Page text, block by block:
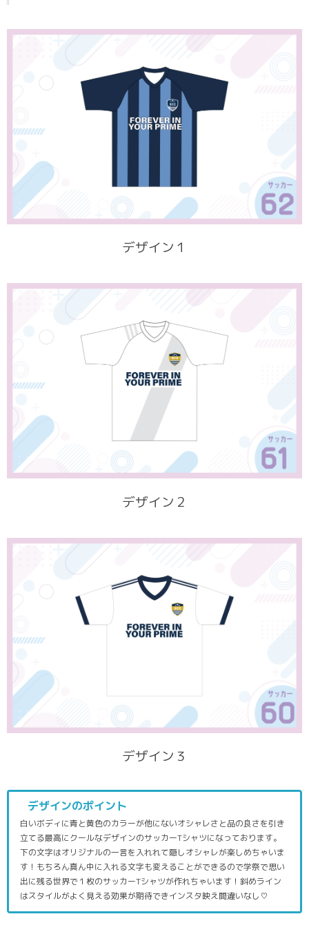
デザイン１
デザイン２
デザイン３
デザインのポイント
白いボディに青と黄色のカラーが他にないオシャレさと品の良さを引き
立てる最高にクールなデザインのサッカーTシャツになっております。
下の文字はオリジナルの一言を入れれて隠しオシャレが楽しめちゃいま
す！もちろん真ん中に入れる文字も変えることができるので学祭で思い
出に残る世界で１枚のサッカーTシャツが作れちゃいます！斜めライン
はスタイルがよく見える効果が期待できインスタ映え間違いなし♡